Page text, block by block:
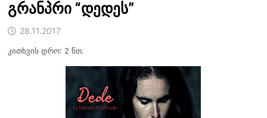
გრანპრი “დედეს”
28.11.2017
კითხვის დრო: 2 წთ.